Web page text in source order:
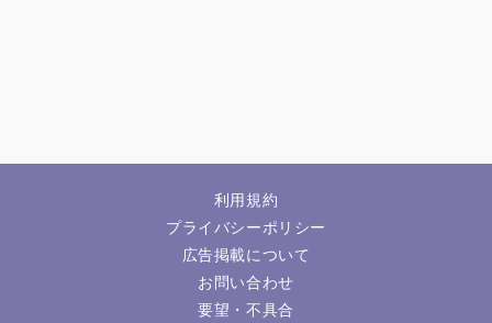
利用規約
プライバシーポリシー
広告掲載について
お問い合わせ
要望・不具合